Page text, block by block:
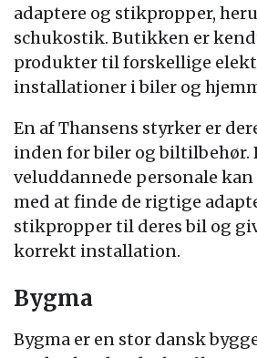
adaptere og stikpropper,
schukostik. Butikken er
produkter til forskellige
installationer i biler og
En af Thansens styrker er
inden for biler og biltilbehør.
veluddannede personale
med at finde de rigtige
stikpropper til deres bil og
korrekt installation.
Bygma
Bygma er en stor dansk